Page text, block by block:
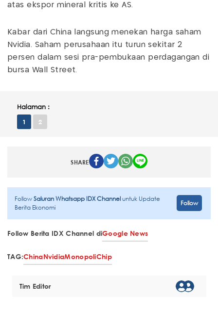
atas ekspor mineral kritis ke AS.
Kabar dari China langsung menekan harga saham
Nvidia. Saham perusahaan itu turun sekitar 2
persen dalam sesi pra-pembukaan perdagangan di
bursa Wall Street.
Halaman :
1 2
SHARE
FollowSaluran Whatsapp IDX Channeluntuk Update
Berita Ekonomi
Follow
Follow Berita IDX Channel diGoogle News
TAG:ChinaNvidiaMonopoliChip
Tim Editor